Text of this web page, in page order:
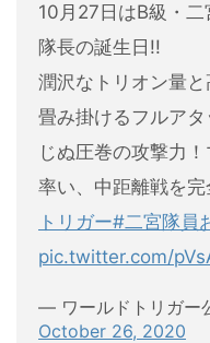
10月27日はB級・
隊長の誕生日!!
潤沢なトリオン量
畳み掛けるフルア
じぬ圧巻の攻撃力
率い、中距離戦を完
トリガー#二宮隊員
pic.twitter.com/
— ワールドトリガー
October 26, 2020